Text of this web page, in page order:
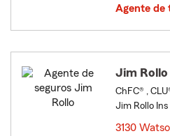
Agente de
Jim Rollo
ChFC® ,
Jim Rollo
3130